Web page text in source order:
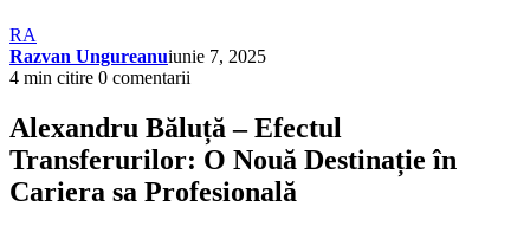
RA
Razvan Ungureanuiunie 7, 2025
4 min citire 0 comentarii
Alexandru Băluță – Efectul
Transferurilor: O Nouă Destinație în
Cariera sa Profesională